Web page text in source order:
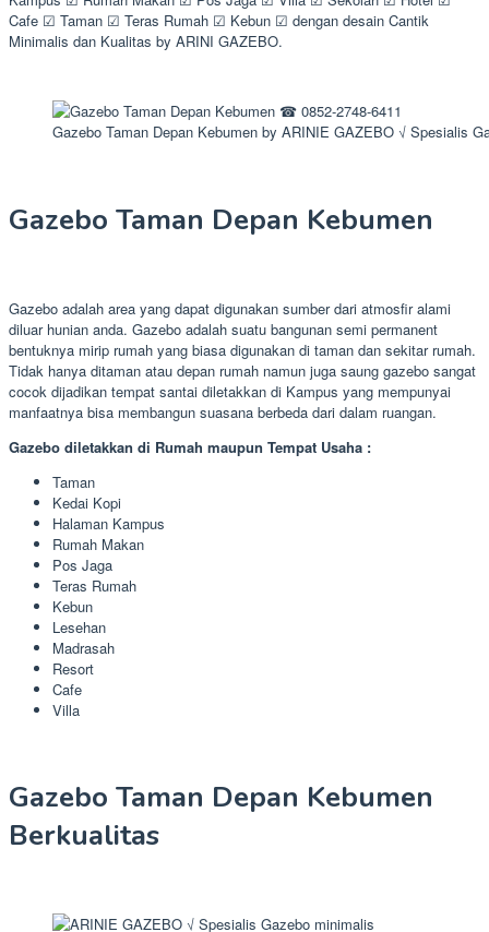
Cafe ☑ Taman ☑ Teras Rumah ☑ Kebun ☑ dengan desain Cantik
Minimalis dan Kualitas by ARINI GAZEBO.
Gazebo Taman Depan Kebumen by ARINIE GAZEBO √ Spesialis
Gazebo Taman Depan Kebumen
Gazebo adalah area yang dapat digunakan sumber dari atmosfir alami
diluar hunian anda. Gazebo adalah suatu bangunan semi permanent
bentuknya mirip rumah yang biasa digunakan di taman dan sekitar rumah.
Tidak hanya ditaman atau depan rumah namun juga saung gazebo sangat
cocok dijadikan tempat santai diletakkan di Kampus yang mempunyai
manfaatnya bisa membangun suasana berbeda dari dalam ruangan.
Gazebo diletakkan di Rumah maupun Tempat Usaha :
Taman
Kedai Kopi
Halaman Kampus
Rumah Makan
Pos Jaga
Teras Rumah
Kebun
Lesehan
Madrasah
Resort
Cafe
Villa
Gazebo Taman Depan Kebumen
Berkualitas